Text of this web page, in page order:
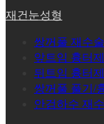
재건눈성형
쌍꺼풀 재수술
앞트임 흉터
뒤트임 흉터
쌍꺼풀 풀기/
안검하수 재